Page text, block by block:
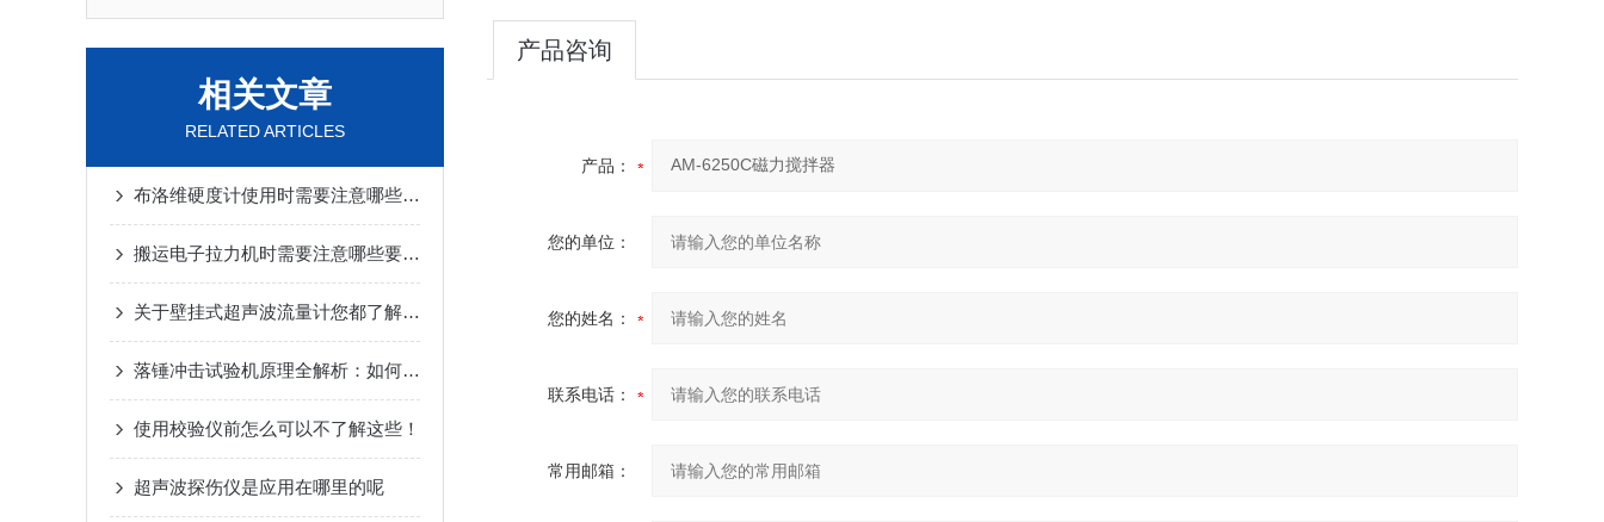
相关文章
RELATED ARTICLES
布洛维硬度计使用时需要注意哪些细节？
搬运电子拉力机时需要注意哪些要点？
关于壁挂式超声波流量计您都了解吗？
落锤冲击试验机原理全解析：如何精准评估材料的耐冲击性能
使用校验仪前怎么可以不了解这些！
超声波探伤仪是应用在哪里的呢
产品咨询
产品：
您的单位：
您的姓名：
联系电话：
常用邮箱：